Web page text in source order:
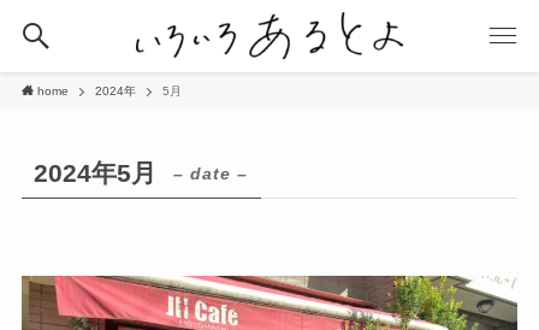
home 2024年 5月
2024年5月 – date –